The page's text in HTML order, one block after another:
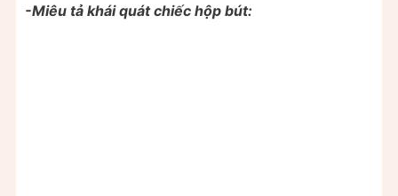
-Miêu tả khái quát chiếc hộp bút: